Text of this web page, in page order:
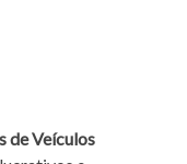
de Veículos